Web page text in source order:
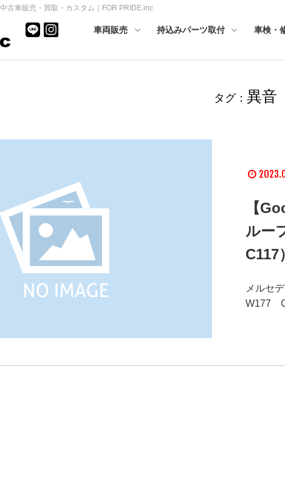
古車販売・買取・カスタム｜FOR PRIDE.inc
車両販売 持込みパーツ取付 車検・
タグ： 異音
【
ル
C117）
メルセ
W177